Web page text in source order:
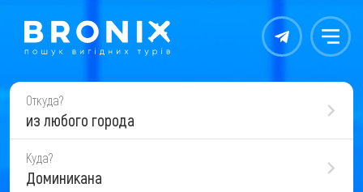
Контакты Меню
Откуда?
из любого города
Куда?
Доминикана